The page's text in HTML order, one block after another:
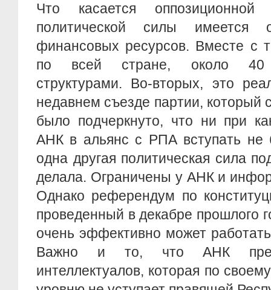
Что касается
политической силы имеется
финансовых ресурсов. Вместе с
по всей стране, около 40
структурами. Во-вторых, это
недавнем съезде партии, который
было подчеркнуто, что ни при
АНК в альянс с РПА вступать не
одна другая политическая сила
делала. Ограничены у АНК и
Однако референдум по
проведенный в декабре прошлого
очень эффективно может
Важно и то, что АНК
интеллектуалов, которая по